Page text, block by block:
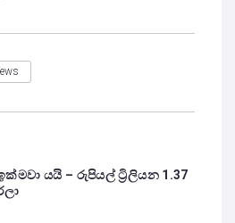
යයි – රුපියල් ට්‍රිලියන 1.37